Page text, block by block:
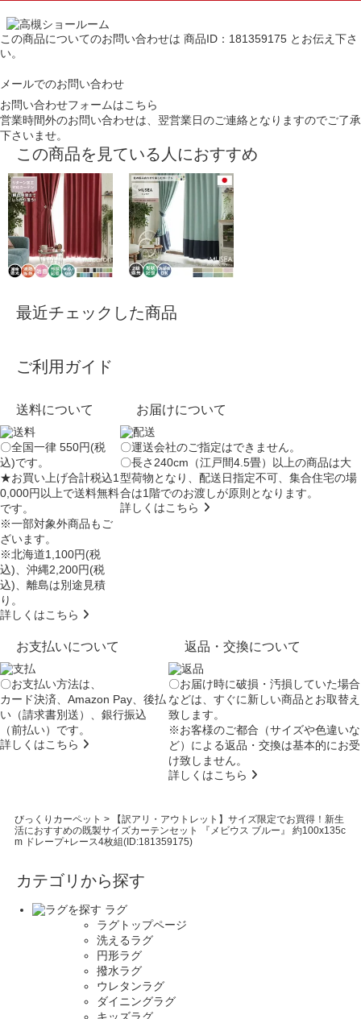
この商品についてのお問い合わせは 商品ID：181359175 とお伝え下さ
い。
メールでのお問い合わせ
お問い合わせフォームはこちら
営業時間外のお問い合わせは、翌営業日のご連絡となりますのでご了承
下さいませ。
この商品を見ている人におすすめ
最近チェックした商品
ご利用ガイド
送料について
〇全国一律 550円(税
込)です。
★お買い上げ合計税込1
0,000円以上で送料無料
です。
※一部対象外商品もご
ざいます。
※北海道1,100円(税
込)、沖縄2,200円(税
込)、離島は別途見積
り。
詳しくはこちら
お届けについて
〇運送会社のご指定はできません。
〇長さ240cm（江戸間4.5畳）以上の商品は大
型荷物となり、配送日指定不可 、集合住宅の場
合は1階でのお渡しが原則となります。
詳しくはこちら
お支払いについて
〇お支払い方法は、
カード決済、Amazon Pay、後払
い（請求書別送）、銀行振込
（前払い）です。
詳しくはこちら
返品・交換について
〇お届け時に破損・汚損していた場合
などは、すぐに新しい商品とお取替え
致します。
※お客様のご都合（サイズや色違いな
ど）による返品・交換は基本的にお受
け致しません。
詳しくはこちら
びっくりカーペット >
【訳アリ・アウトレット】サイズ限定でお買得！新生
活におすすめの既製サイズカーテンセット 『メビウス ブルー』 約100x135c
m ドレープ+レース4枚組(ID:181359175)
カテゴリから探す
ラグ
ラグトップページ
洗えるラグ
円形ラグ
撥水ラグ
ウレタンラグ
ダイニングラグ
キッズラグ